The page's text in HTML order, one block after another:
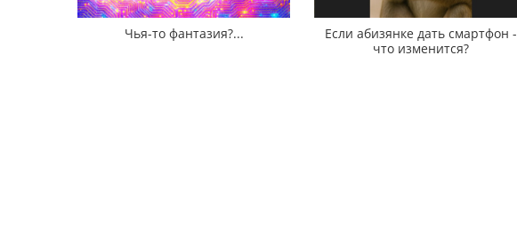
Чья-то фантазия?...
Если абизянке дать смартфон -
что изменится?